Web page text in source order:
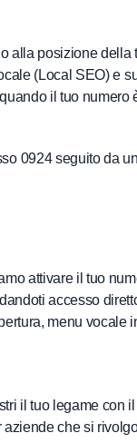
alla posizione
(Local SEO) e
il tuo numero
0924 seguito da
attivare il tuo
accesso
menu vocale
il tuo legame con
che si